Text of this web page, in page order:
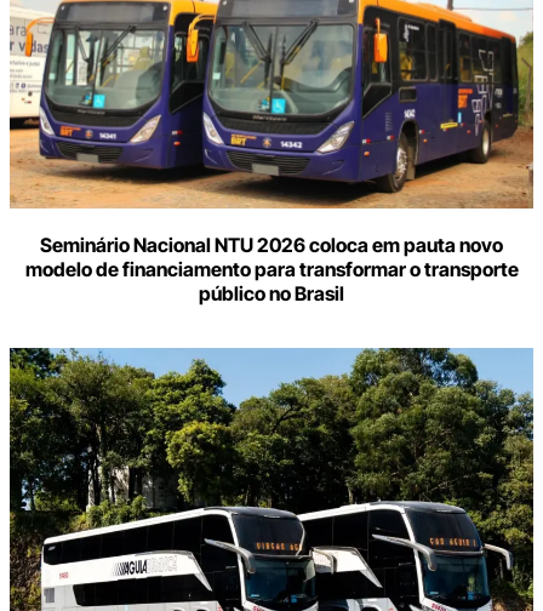
Seminário Nacional NTU 2026 coloca em pauta novo
modelo de financiamento para transformar o transporte
público no Brasil